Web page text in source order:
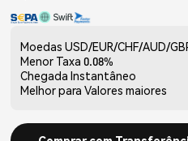
Moedas USD/EUR/CHF/AUD/
Menor Taxa 0.08%
Chegada Instantâneo
Melhor para Valores maiores